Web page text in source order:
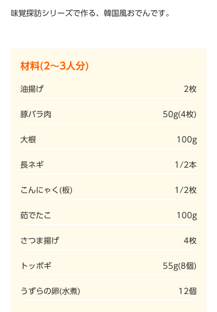
味覚探訪シリーズで作る、韓国風おでんです。
材料(2～3人分)
油揚げ 2枚
豚バラ肉 50g(4枚)
大根 100g
長ネギ 1/2本
こんにゃく(板) 1/2枚
茹でたこ 100g
さつま揚げ 4枚
トッポギ 55g(8個)
うずらの卵(水煮) 12個